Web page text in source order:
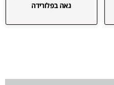
גאה בפלורידה